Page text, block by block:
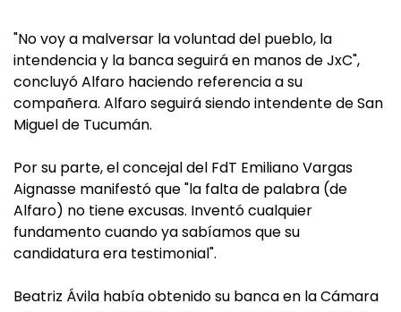
"No voy a malversar la voluntad del pueblo, la
intendencia y la banca seguirá en manos de JxC",
concluyó Alfaro haciendo referencia a su
compañera. Alfaro seguirá siendo intendente de San
Miguel de Tucumán.
Por su parte, el concejal del FdT Emiliano Vargas
Aignasse manifestó que "la falta de palabra (de
Alfaro) no tiene excusas. Inventó cualquier
fundamento cuando ya sabíamos que su
candidatura era testimonial".
Beatriz Ávila había obtenido su banca en la Cámara